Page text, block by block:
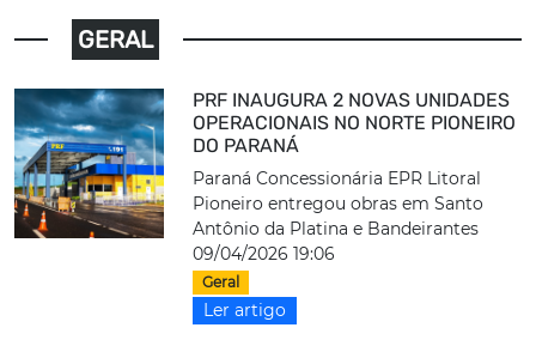
GERAL
PRF INAUGURA 2 NOVAS UNIDADES
OPERACIONAIS NO NORTE PIONEIRO
DO PARANÁ
Paraná Concessionária EPR Litoral
Pioneiro entregou obras em Santo
Antônio da Platina e Bandeirantes
09/04/2026 19:06
Geral
Ler artigo